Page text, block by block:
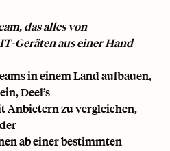
das alles von
Geräten aus einer Hand
in einem Land aufbauen,
Deel’s
Anbietern zu vergleichen,
ab einer bestimmten